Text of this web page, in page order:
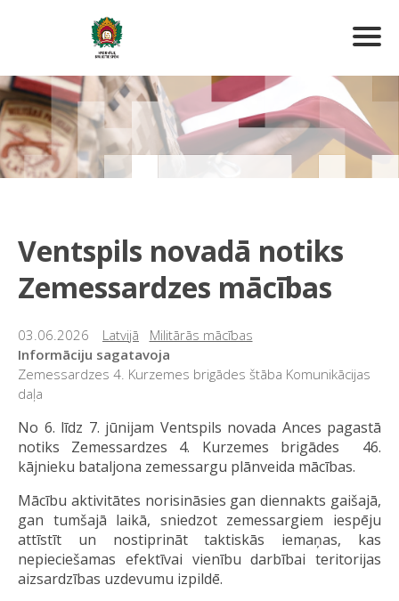
Ventspils novadā notiks
Zemessardzes mācības
03.06.2026 Latvijā
Militārās mācības
Informāciju sagatavoja
Zemessardzes 4. Kurzemes brigādes štāba Komunikācijas
daļa
No 6. līdz 7. jūnijam Ventspils novada Ances pagastā
notiks Zemessardzes 4. Kurzemes brigādes 46.
kājnieku bataljona zemessargu plānveida mācības.
Mācību aktivitātes norisināsies gan diennakts gaišajā,
gan tumšajā laikā, sniedzot zemessargiem iespēju
attīstīt un nostiprināt taktiskās iemaņas, kas
nepieciešamas efektīvai vienību darbībai teritorijas
aizsardzības uzdevumu izpildē.